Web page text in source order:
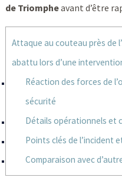
de Triompheavant d’être
Attaque au couteau près de
abattu lors d’une
Réaction des forces de
sécurité
Détails opérationnels et
Points clés de l’incident
Comparaison avec